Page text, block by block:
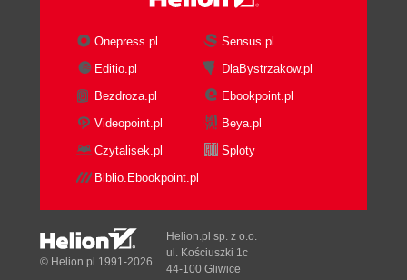
Onepress.pl
Sensus.pl
Editio.pl
DlaBystrzakow.pl
Bezdroza.pl
Ebookpoint.pl
Videopoint.pl
Beya.pl
Czytalisek.pl
Sploty
Biblio.Ebookpoint.pl
© Helion.pl 1991-2026
Helion.pl sp. z o.o.
ul. Kościuszki 1c
44-100 Gliwice